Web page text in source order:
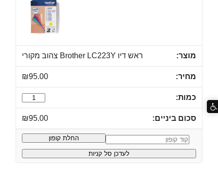
ראש דיו Brother LC223Y צהוב מקורי
₪95.00
כמות
של
ראש
דיו
Brother
LC223Y
₪95.00
קופון: החלת קופון
לעדכן סל קניות